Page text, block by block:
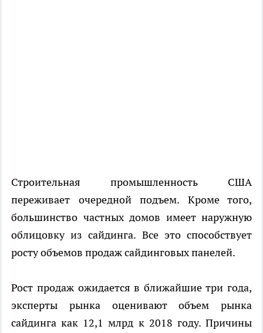
Строительная промышленность США
переживает очередной подъем. Кроме того,
большинство частных домов имеет наружную
облицовку из сайдинга. Все это способствует
росту объемов продаж сайдинговых панелей.
Рост продаж ожидается в ближайшие три года,
эксперты рынка оценивают объем рынка
сайдинга как 12,1 млрд к 2018 году. Причины